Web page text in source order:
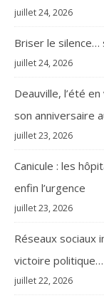
juillet 24, 2026
Briser le silence…
juillet 24, 2026
Deauville, l’été
son anniversaire
juillet 23, 2026
Canicule : les
enfin l’urgence
juillet 23, 2026
Réseaux sociaux
victoire
juillet 22, 2026